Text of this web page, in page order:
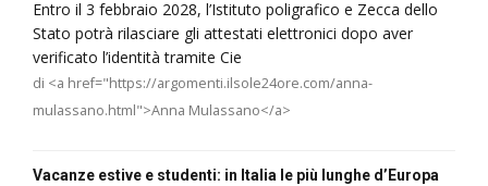
Entro il 3 febbraio 2028, l’Istituto poligrafico e Zecca dello
Stato potrà rilasciare gli attestati elettronici dopo aver
verificato l’identità tramite Cie
di <a href="https://argomenti.ilsole24ore.com/anna-
mulassano.html">Anna Mulassano</a>
Vacanze estive e studenti: in Italia le più lunghe d’Europa